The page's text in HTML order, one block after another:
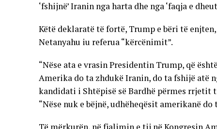
‘fshijnë’ Iranin nga harta dhe nga ‘faqja e
Këtë deklaratë të fortë, Trump e bëri të
Netanyahu iu referua “kërcënimit”.
“Nëse ata e vrasin Presidentin Trump, që
Amerika do ta zhdukë Iranin, do ta fshijë atë
kandidati i Shtëpisë së Bardhë përmes rrjetit
“Nëse nuk e bëjnë, udhëheqësit amerikanë